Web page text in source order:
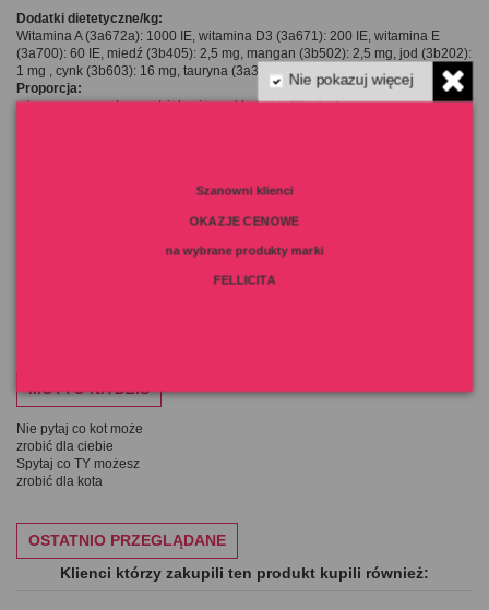
Dodatki dietetyczne/kg:
Witamina A (3a672a): 1000 IE, witamina D3 (3a671): 200 IE, witamina E
(3a700): 60 IE, miedź (3b405): 2,5 mg, mangan (3b502): 2,5 mg, jod (3b202):
1 mg , cynk (3b603): 16 mg, tauryna (3a370): 2750 mg
Proporcja:
mięso : warzywa/owoce/zioła : inne składniki : 90 : 6 : 4
Przykład: kot 4kg około 240g dziennie
Szczegóły produktu
MOTTO NA DZIŚ
Nie pytaj co kot może
zrobić dla ciebie
Spytaj co TY możesz
zrobić dla kota
OSTATNIO PRZEGLĄDANE
Klienci którzy zakupili ten produkt kupili również:
Nie pokazuj więcej
Szanowni klienci
OKAZJE CENOWE
na wybrane produkty marki
FELLICITA